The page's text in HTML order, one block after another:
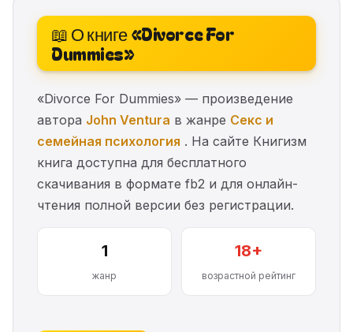
📖 О книге «Divorce For
Dummies»
«Divorce For Dummies» — произведение
автора John Ventura в жанре Секс и
семейная психология . На сайте Книгизм
книга доступна для бесплатного
скачивания в формате fb2 и для онлайн-
чтения полной версии без регистрации.
1
жанр
18+
возрастной рейтинг